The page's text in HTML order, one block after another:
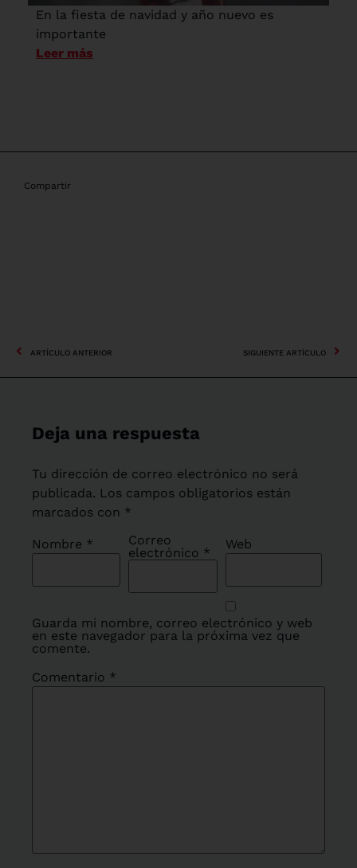
En la fiesta de navidad y año nuevo es
importante
Leer más
Compartir
ARTÍCULO ANTERIOR SIGUIENTE ARTÍCULO
Deja una respuesta
Tu dirección de correo electrónico no será
publicada. Los campos obligatorios están
marcados con *
Nombre *
Correo
electrónico *
Web
Guarda mi nombre, correo electrónico y web
en este navegador para la próxima vez que
comente.
Comentario *